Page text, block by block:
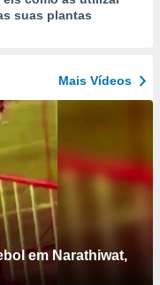
suas plantas
Mais Vídeos
em Narathiwat,